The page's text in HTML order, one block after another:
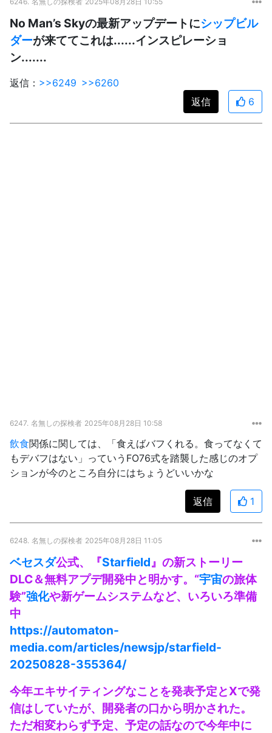
No Man’s Skyの最新アップデートにシップビル
ダーが来ててこれは......インスピレーショ
ン.......
返信： >>6249 >>6260
返信
6
6247. 名無しの探検者 2025年08月28日 10:58
飲食関係に関しては、「食えばバフくれる。食ってなくて
もデバフはない」っていうFO76式を踏襲した感じのオプ
ションが今のところ自分にはちょうどいいかな
返信 1
6248. 名無しの探検者 2025年08月28日 11:05
ベセスダ公式、『Starfield』の新ストーリー
DLC＆無料アプデ開発中と明かす。“宇宙の旅体
験”強化や新ゲームシステムなど、いろいろ準備
中
https://automaton-
media.com/articles/newsjp/starfield-
20250828-355364/
今年エキサイティングなことを発表予定とXで発
信はしていたが、開発者の口から明かされた。
ただ相変わらず予定、予定の話なので今年中に